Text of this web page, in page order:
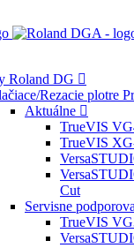
Roland DG
Rezacie plotre
Aktuálne
TrueVIS
TrueVIS
Cut
Servisne
TrueVIS